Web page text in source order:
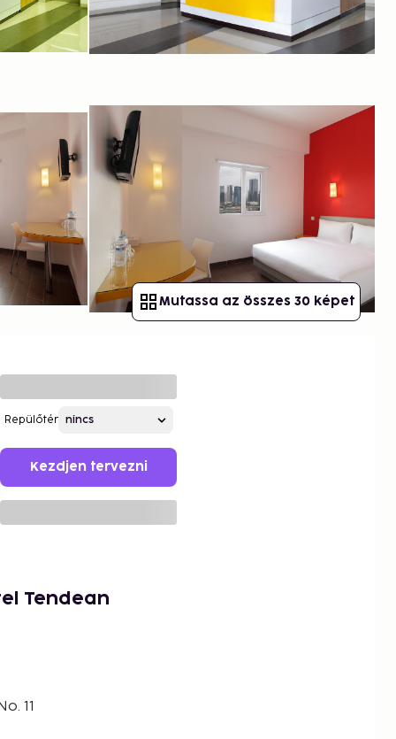
Mutassa az összes 30 képet
Repülőtér
Kezdjen tervezni
Tendean
11